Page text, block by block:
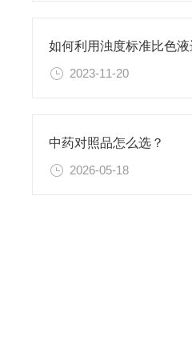
2023-11-20
中药对照品怎么选？
2026-05-18